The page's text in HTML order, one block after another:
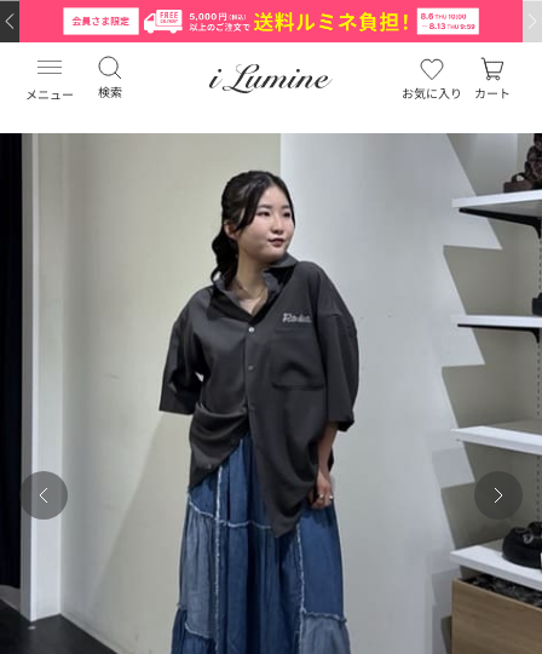
メニュー 検索 お気に入り カート